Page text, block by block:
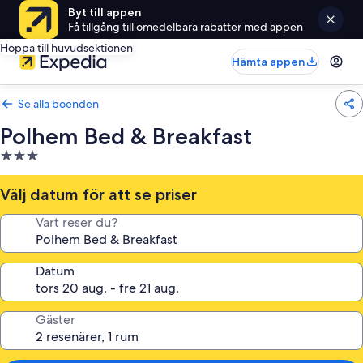
Byt till appen
Få tillgång till omedelbara rabatter med appen
Hoppa till huvudsektionen
Hämta appen
Se alla boenden
Polhem Bed & Breakfast
3.0-
stjärnigt
boende
Välj datum för att se priser
Vart reser du?
Datum
Gäster